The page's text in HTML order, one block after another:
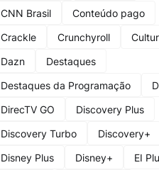
CNN Brasil
Conteúdo pago
Crackle
Crunchyroll
Dazn
Destaques
Destaques da Programação
DirecTV GO
Discovery Plus
Discovery Turbo
Discovery+
Disney Plus
Disney+
EI